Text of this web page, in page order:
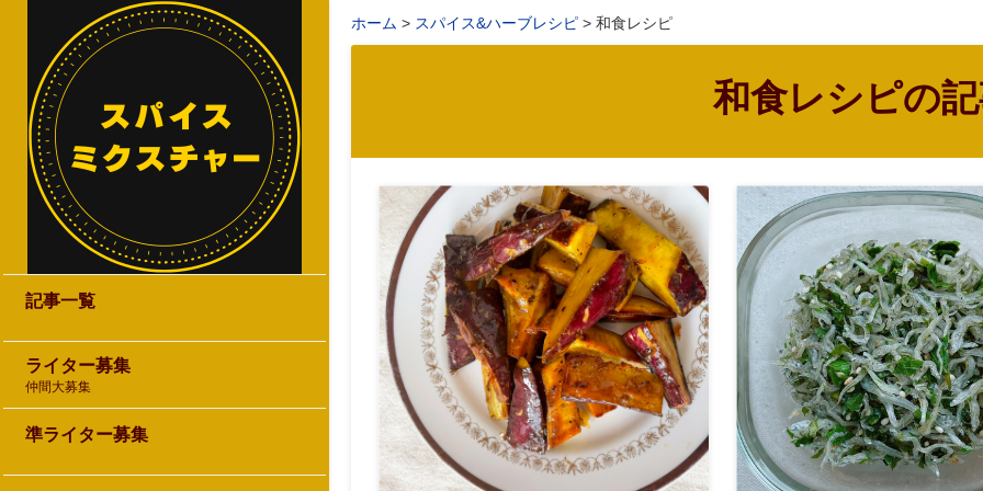
記事一覧
ライター募集
仲間大募集
準ライター募集
ホーム スパイス&ハーブレシピ 和食レシピ
和食レシピの